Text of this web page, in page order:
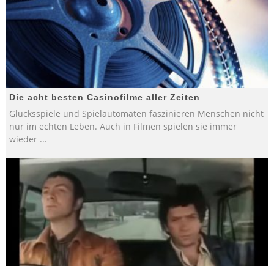
Die acht besten Casinofilme aller Zeiten
Glücksspiele und Spielautomaten faszinieren Menschen nicht
nur im echten Leben. Auch in Filmen spielen sie immer
wieder ...